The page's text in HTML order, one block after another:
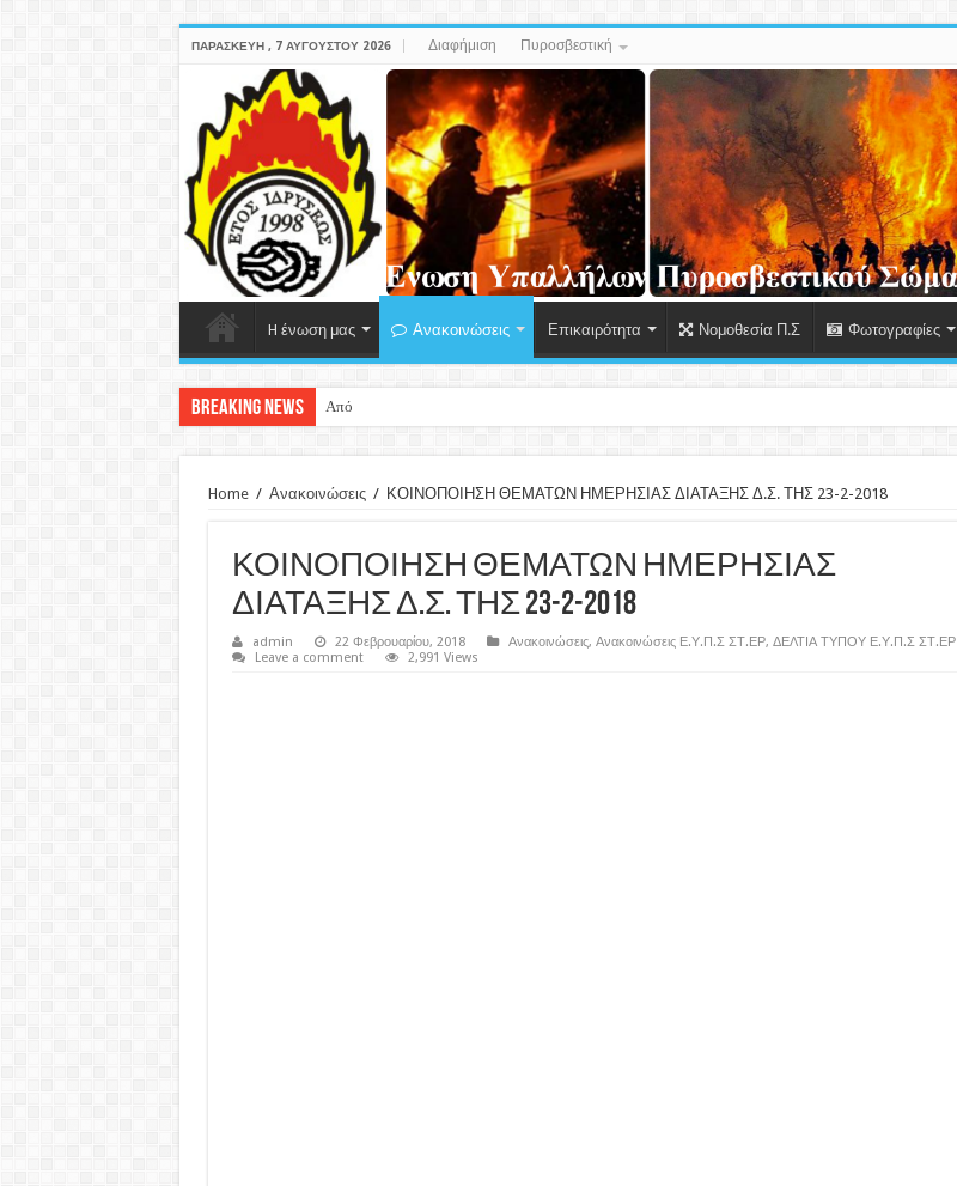
ΠΑΡΑΣΚΕΥΉ , 7 ΑΥΓΟΎΣΤΟΥ 2026 Διαφήμιση Πυροσβεστική
H ένωση μας Ανακοινώσεις Επικαιρότητα Νομοθεσία Π.Σ Φωτογραφίες
Breaking News Απόφαση της Αρχής Προστασίας Δεδομέ
Home / Ανακοινώσεις / ΚΟΙΝΟΠΟΙΗΣΗ ΘΕΜΑΤΩΝ ΗΜΕΡΗΣΙΑΣ ΔΙΑΤΑΞΗΣ Δ.Σ. ΤΗΣ 23-2-2018
ΚΟΙΝΟΠΟΙΗΣΗ ΘΕΜΑΤΩΝ ΗΜΕΡΗΣΙΑΣ
ΔΙΑΤΑΞΗΣ Δ.Σ. ΤΗΣ 23-2-2018
admin 22 Φεβρουαρίου, 2018 Ανακοινώσεις, Ανακοινώσεις Ε.Υ.Π.Σ ΣΤ.ΕΡ, ΔΕΛΤΙΑ ΤΥΠΟΥ Ε.Υ.Π.Σ ΣΤ.ΕΡ
Leave a comment
2,991 Views